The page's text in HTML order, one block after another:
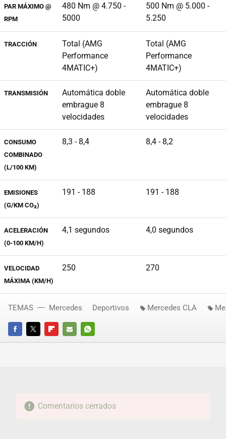
PAR MÁXIMO @
RPM
480 Nm @ 4.750 -
5000
500 Nm @ 5.000 -
5.250
TRACCIÓN
Total (AMG
Performance
4MATIC+)
Total (AMG
Performance
4MATIC+)
TRANSMISIÓN
Automática doble
embrague 8
velocidades
Automática doble
embrague 8
velocidades
CONSUMO
COMBINADO
(L/100 KM)
8,3 - 8,4 8,4 - 8,2
EMISIONES
(G/KM CO₂)
191 - 188 191 - 188
ACELERACIÓN
(0-100 KM/H)
4,1 segundos 4,0 segundos
VELOCIDAD
MÁXIMA (KM/H)
250 270
FACEBOOKTWITTERFLIPBOARD
E-
WHATSAPP
TEMAS Mercedes Deportivos Mercedes CLA
Comentarios cerrados